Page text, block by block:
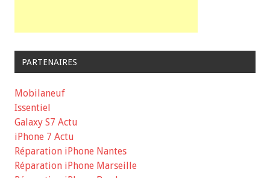
PARTENAIRES
Mobilaneuf
Issentiel
Galaxy S7 Actu
iPhone 7 Actu
Réparation iPhone Nantes
Réparation iPhone Marseille